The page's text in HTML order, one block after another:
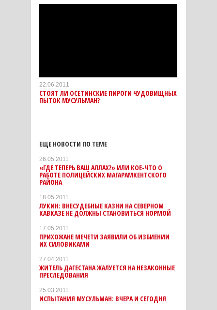
22.06.2011
СТОЯТ ЛИ ОСЕТИНСКИЕ ПИРОГИ ЧУДОВИЩНЫХ
ПЫТОК МУСУЛЬМАН?
ЕЩЕ НОВОСТИ ПО ТЕМЕ
26.05.2011
«ГДЕ ТЕПЕРЬ ВАШ АЛЛАХ?» ИЛИ КОЕ-ЧТО О
РАБОТЕ ПОЛИЦЕЙСКИХ МАГАРАМКЕНТСКОГО
РАЙОНА
18.05.2011
ЛУКИН: ВНЕСУДЕБНЫЕ КАЗНИ НА СЕВЕРНОМ
КАВКАЗЕ НЕ ДОЛЖНЫ СТАНОВИТЬСЯ НОРМОЙ
17.05.2011
ПРИХОЖАНЕ МЕЧЕТИ ЗАЯВИЛИ ОБ ИЗБИЕНИИ
ИХ СИЛОВИКАМИ
27.04.2011
ЖИТЕЛЬ ДАГЕСТАНА ЖАЛУЕТСЯ НА НЕЗАКОННЫЕ
ПРЕСЛЕДОВАНИЯ
25.03.2011
ИСПЫТАНИЯ МУСУЛЬМАН: ВЧЕРА И СЕГОДНЯ